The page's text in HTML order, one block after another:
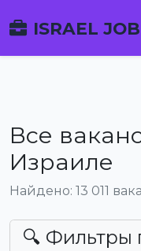
ISRAEL JOB
Все
Израиле
Найдено: 13 011
🔍 Фильтры